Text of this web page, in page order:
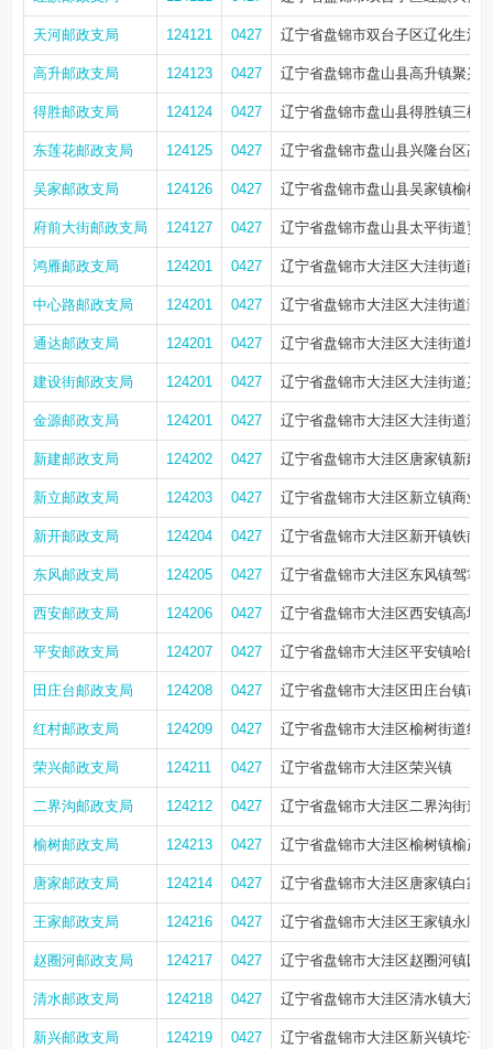
天河邮政支局 124121 0427 辽宁省盘锦市双台子区辽化生活
高升邮政支局 124123 0427 辽宁省盘锦市盘山县高升镇聚兴
得胜邮政支局 124124 0427 辽宁省盘锦市盘山县得胜镇三棵
东莲花邮政支局 124125 0427 辽宁省盘锦市盘山县兴隆台区高
吴家邮政支局 124126 0427 辽宁省盘锦市盘山县吴家镇榆树
府前大街邮政支局 124127 0427 辽宁省盘锦市盘山县太平街道贾
鸿雁邮政支局 124201 0427 辽宁省盘锦市大洼区大洼街道商
中心路邮政支局 124201 0427 辽宁省盘锦市大洼区大洼街道瀛
通达邮政支局 124201 0427 辽宁省盘锦市大洼区大洼街道地
建设街邮政支局 124201 0427 辽宁省盘锦市大洼区大洼街道兴
金源邮政支局 124201 0427 辽宁省盘锦市大洼区大洼街道湖
新建邮政支局 124202 0427 辽宁省盘锦市大洼区唐家镇新建
新立邮政支局 124203 0427 辽宁省盘锦市大洼区新立镇商业
新开邮政支局 124204 0427 辽宁省盘锦市大洼区新开镇铁南
东风邮政支局 124205 0427 辽宁省盘锦市大洼区东风镇驾掌
西安邮政支局 124206 0427 辽宁省盘锦市大洼区西安镇高坎
平安邮政支局 124207 0427 辽宁省盘锦市大洼区平安镇哈巴
田庄台邮政支局 124208 0427 辽宁省盘锦市大洼区田庄台镇市
红村邮政支局 124209 0427 辽宁省盘锦市大洼区榆树街道红
荣兴邮政支局 124211 0427 辽宁省盘锦市大洼区荣兴镇
二界沟邮政支局 124212 0427 辽宁省盘锦市大洼区二界沟街道
榆树邮政支局 124213 0427 辽宁省盘锦市大洼区榆树镇榆茂
唐家邮政支局 124214 0427 辽宁省盘锦市大洼区唐家镇白家
王家邮政支局 124216 0427 辽宁省盘锦市大洼区王家镇永顺
赵圈河邮政支局 124217 0427 辽宁省盘锦市大洼区赵圈河镇园
清水邮政支局 124218 0427 辽宁省盘锦市大洼区清水镇大清
新兴邮政支局 124219 0427 辽宁省盘锦市大洼区新兴镇坨子